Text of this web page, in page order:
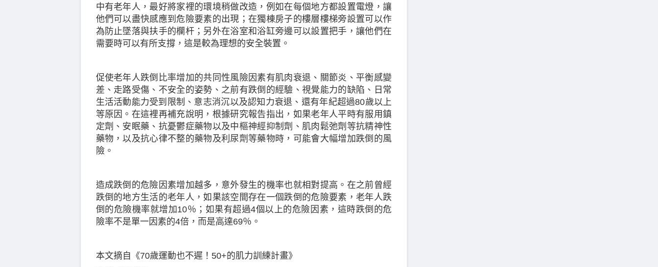
中有老年人，最好將家裡的環境稍做改造，例如在每個地方都設置電燈，讓
他們可以盡快感應到危險要素的出現；在獨棟房子的樓層樓梯旁設置可以作
為防止墜落與扶手的欄杆；另外在浴室和浴缸旁邊可以設置把手，讓他們在
需要時可以有所支撐，這是較為理想的安全裝置。
促使老年人跌倒比率增加的共同性風險因素有肌肉衰退、關節炎、平衡感變
差、走路受傷、不安全的姿勢、之前有跌倒的經驗、視覺能力的缺陷、日常
生活活動能力受到限制、意志消沉以及認知力衰退、還有年紀超過80歲以上
等原因。在這裡再補充說明，根據研究報告指出，如果老年人平時有服用鎮
定劑、安眠藥、抗憂鬱症藥物以及中樞神經抑制劑、肌肉鬆弛劑等抗精神性
藥物，以及抗心律不整的藥物及利尿劑等藥物時，可能會大幅增加跌倒的風
險。
造成跌倒的危險因素增加越多，意外發生的機率也就相對提高。在之前曾經
跌倒的地方生活的老年人，如果該空間存在一個跌倒的危險要素，老年人跌
倒的危險機率就增加10％；如果有超過4個以上的危險因素，這時跌倒的危
險率不是單一因素的4倍，而是高達69％。
本文摘自《70歲運動也不遲！50+的肌力訓練計畫》